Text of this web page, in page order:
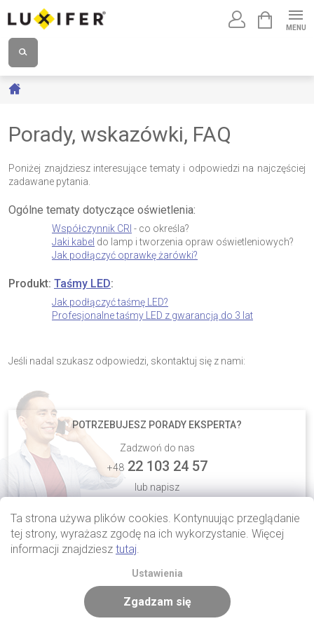
Ta strona używa plików cookies. Kontynuując przeglądanie
tej strony, wyrażasz zgodę na ich wykorzystanie. Więcej
informacji znajdziesz tutaj.
Ustawienia
Zgadzam się
Porady, wskazówki, FAQ
Poniżej znajdziesz interesujące tematy i odpowiedzi na najczęściej
zadawane pytania.
Ogólne tematy dotyczące oświetlenia:
Współczynnik CRI - co określa?
Jaki kabel do lamp i tworzenia opraw oświetleniowych?
Jak podłączyć oprawkę żarówki?
Produkt: Taśmy LED:
Jak podłączyć taśmę LED?
Profesjonalne taśmy LED z gwarancją do 3 lat
Jeśli nadal szukasz odpowiedzi, skontaktuj się z nami:
POTRZEBUJESZ PORADY EKSPERTA?
Zadzwoń do nas
+4822 103 24 57
lub napisz